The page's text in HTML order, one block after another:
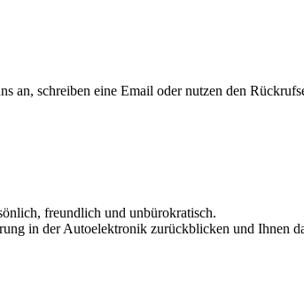
an, schreiben eine Email oder nutzen den
freundlich und unbürokratisch.
in der Autoelektronik zurückblicken und Ihnen